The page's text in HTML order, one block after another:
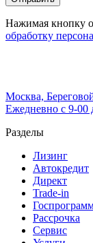
Нажимая кнопку
обработку
Москва,
Ежедневно с 9-00
Разделы
Лизинг
Автокредит
Директ
Trade-in
Рассрочка
Сервис